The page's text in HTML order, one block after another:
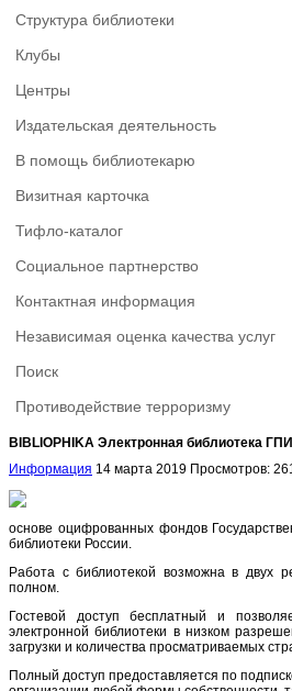
Структура библиотеки
Клубы
Центры
Издательская деятельность
В помощь библиотекарю
Визитная карточка
Тифло-каталог
Социальное партнерство
Контактная информация
Независимая оценка качества услуг
Поиск
Противодействие терроризму
BIBLIOPHIKA Электронная библиотека
Информация 14 марта 2019 Просмотров:
основе оцифрованных фондов
библиотеки России.
Работа с библиотекой возможна в двух
полном.
Гостевой доступ бесплатный и
электронной библиотеки в низком
загрузки и количества просматриваемых
Полный доступ предоставляется по